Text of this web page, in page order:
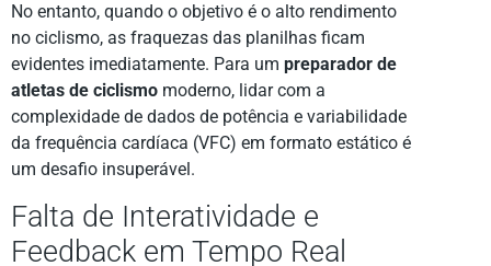
No entanto, quando o objetivo é o alto rendimento
no ciclismo, as fraquezas das planilhas ficam
evidentes imediatamente. Para um preparador de
atletas de ciclismo moderno, lidar com a
complexidade de dados de potência e variabilidade
da frequência cardíaca (VFC) em formato estático é
um desafio insuperável.
Falta de Interatividade e
Feedback em Tempo Real